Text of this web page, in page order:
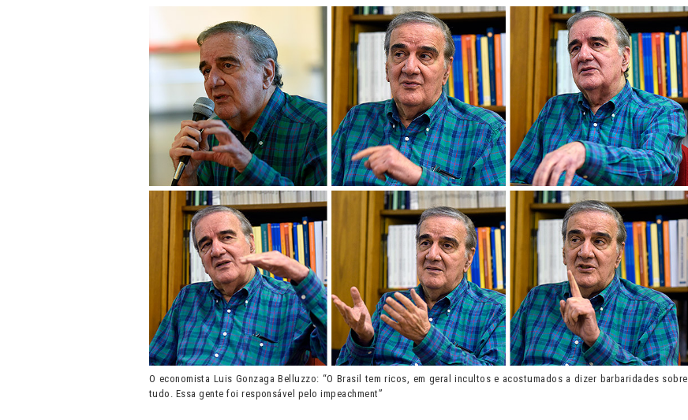
O economista Luis Gonzaga Belluzzo: “O Brasil tem ricos, em geral incultos e acostumados a dizer barbaridades sobre
tudo. Essa gente foi responsável pelo impeachment”